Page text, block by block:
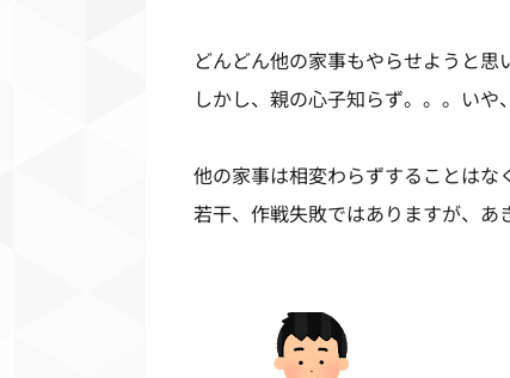
どんどん他の家事もやらせようと思
しかし、親の心子知らず。。。いや
他の家事は相変わらずすることはな
若干、作戦失敗ではありますが、あ